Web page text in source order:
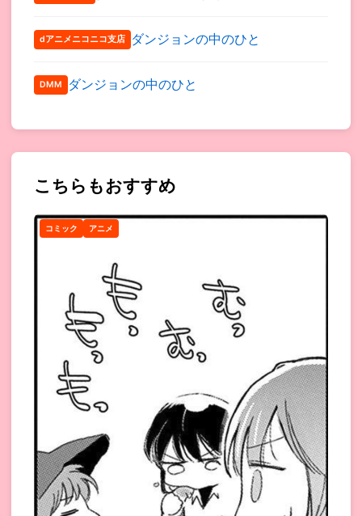
dアニメニコニコ支店 ダンジョンの中のひと
DMM ダンジョンの中のひと
こちらもおすすめ
コミック アニメ